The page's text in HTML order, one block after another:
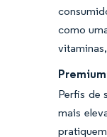
como
Perfis de
mais